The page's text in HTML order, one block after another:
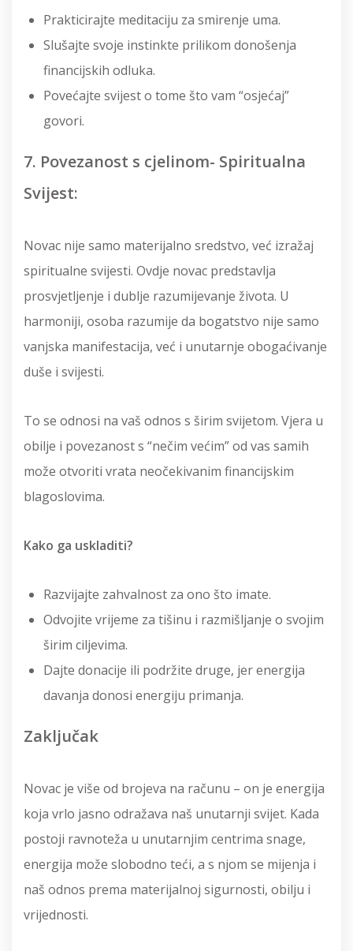
Prakticirajte meditaciju za smirenje uma.
Slušajte svoje instinkte prilikom donošenja
financijskih odluka.
Povećajte svijest o tome što vam “osjećaj”
govori.
7. Povezanost s cjelinom- Spiritualna
Svijest:
Novac nije samo materijalno sredstvo, već izražaj
spiritualne svijesti. Ovdje novac predstavlja
prosvjetljenje i dublje razumijevanje života. U
harmoniji, osoba razumije da bogatstvo nije samo
vanjska manifestacija, već i unutarnje obogaćivanje
duše i svijesti.
To se odnosi na vaš odnos s širim svijetom. Vjera u
obilje i povezanost s “nečim većim” od vas samih
može otvoriti vrata neočekivanim financijskim
blagoslovima.
Kako ga uskladiti?
Razvijajte zahvalnost za ono što imate.
Odvojite vrijeme za tišinu i razmišljanje o svojim
širim ciljevima.
Dajte donacije ili podržite druge, jer energija
davanja donosi energiju primanja.
Zaključak
Novac je više od brojeva na računu – on je energija
koja vrlo jasno odražava naš unutarnji svijet. Kada
postoji ravnoteža u unutarnjim centrima snage,
energija može slobodno teći, a s njom se mijenja i
naš odnos prema materijalnoj sigurnosti, obilju i
vrijednosti.